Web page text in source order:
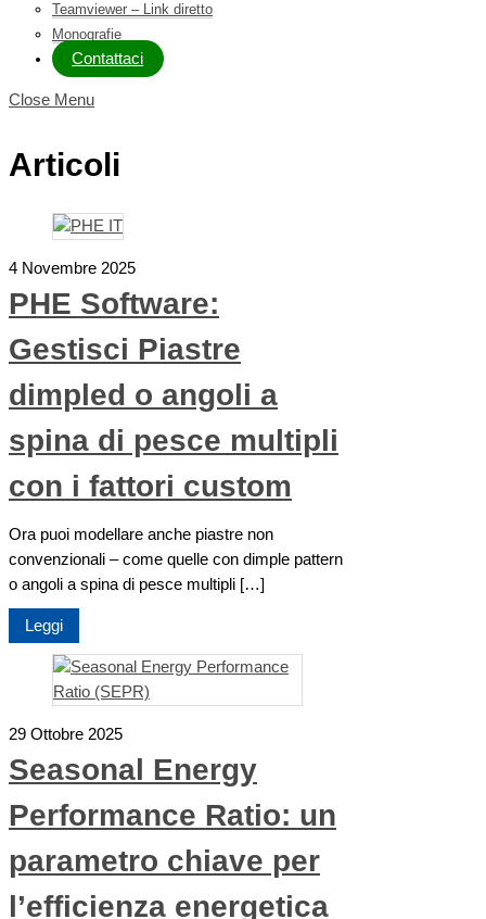
Teamviewer – Link diretto
Monografie
Contattaci
Close Menu
Articoli
4 Novembre 2025
PHE Software:
Gestisci Piastre
dimpled o angoli a
spina di pesce multipli
con i fattori custom
Ora puoi modellare anche piastre non
convenzionali – come quelle con dimple pattern
o angoli a spina di pesce multipli […]
Leggi
29 Ottobre 2025
Seasonal Energy
Performance Ratio: un
parametro chiave per
l’efficienza energetica